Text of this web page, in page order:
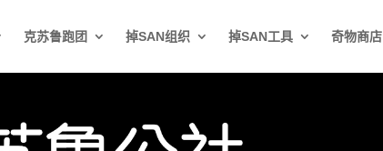
克苏鲁跑团 掉SAN组织 掉SAN工具 奇物商店